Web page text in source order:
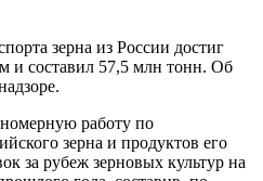
зерна из России достиг
и составил 57,5 млн тонн. Об
работу по
зерна и продуктов его
за рубеж зерновых культур на